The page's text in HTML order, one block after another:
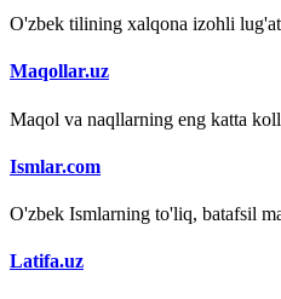
O'zbek tilining xalqona izohli
Maqollar.uz
Maqol va naqllarning eng katta
Ismlar.com
O'zbek Ismlarning to'liq, batafsil
Latifa.uz